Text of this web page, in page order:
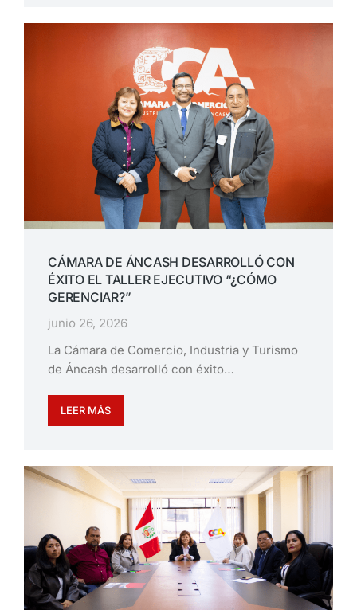
CÁMARA DE ÁNCASH DESARROLLÓ CON
ÉXITO EL TALLER EJECUTIVO “¿CÓMO
GERENCIAR?”
junio 26, 2026
La Cámara de Comercio, Industria y Turismo
de Áncash desarrolló con éxito…
LEER MÁS